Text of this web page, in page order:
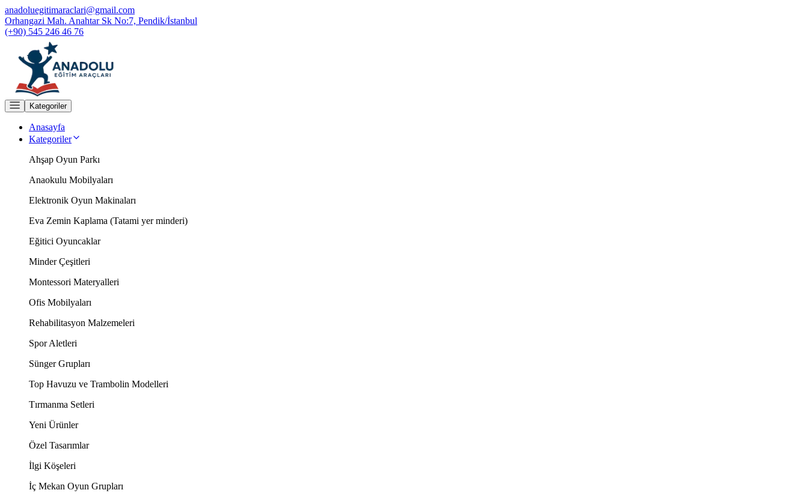
anadoluegitimaraclari@gmail.com
Orhangazi Mah. Anahtar Sk No:7, Pendik/İstanbul
(+90) 545 246 46 76
Kategoriler
Anasayfa
Kategoriler
Ahşap Oyun Parkı
Anaokulu Mobilyaları
Elektronik Oyun Makinaları
Eva Zemin Kaplama (Tatami yer minderi)
Eğitici Oyuncaklar
Minder Çeşitleri
Montessori Materyalleri
Ofis Mobilyaları
Rehabilitasyon Malzemeleri
Spor Aletleri
Sünger Grupları
Top Havuzu ve Trambolin Modelleri
Tırmanma Setleri
Yeni Ürünler
Özel Tasarımlar
İlgi Köşeleri
İç Mekan Oyun Grupları